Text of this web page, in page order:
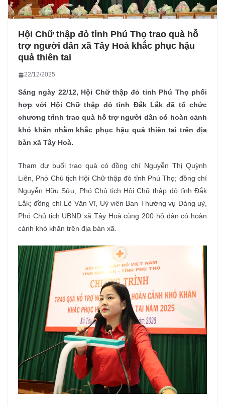
Hội Chữ thập đỏ tỉnh Phú Thọ trao quà hỗ
trợ người dân xã Tây Hoà khắc phục hậu
quả thiên tai
22/12/2025
Sáng ngày 22/12, Hội Chữ thập đỏ tỉnh Phú Thọ phối
hợp với Hội Chữ thập đỏ tỉnh Đắk Lắk đã tổ chức
chương trình trao quà hỗ trợ người dân có hoàn cảnh
khó khăn nhằm khắc phục hậu quả thiên tai trên địa
bàn xã Tây Hoà.
Tham dự buổi trao quà có đồng chí Nguyễn Thị Quỳnh
Liên, Phó Chủ tịch Hội Chữ thập đỏ tỉnh Phú Thọ; đồng chí
Nguyễn Hữu Sửu, Phó Chủ tịch Hội Chữ thập đỏ tỉnh Đắk
Lắk; đồng chí Lê Văn Vĩ, Uỷ viên Ban Thường vụ Đảng uỷ,
Phó Chủ tịch UBND xã Tây Hoà cùng 200 hộ dân có hoàn
cảnh khó khăn trên địa bàn xã.